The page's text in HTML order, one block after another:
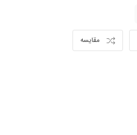
مقایسه